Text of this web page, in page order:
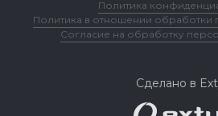
Политика
Политика в отношении обработки
Согласие на обработку
Сделано в